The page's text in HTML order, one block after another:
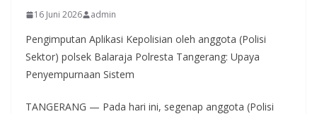
16 Juni 2026 admin
Pengimputan Aplikasi Kepolisian oleh anggota (Polisi
Sektor) polsek Balaraja Polresta Tangerang: Upaya
Penyempurnaan Sistem
TANGERANG — Pada hari ini, segenap anggota (Polisi